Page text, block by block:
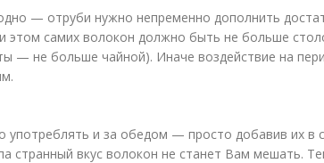
— отруби нужно непременно дополнить
этом самих волокон должно быть не больше
— не больше чайной). Иначе воздействие на
и за обедом — просто добавив их в
странный вкус волокон не станет Вам мешать.